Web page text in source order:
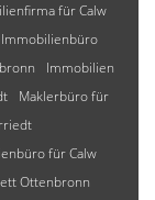
für Calw
Immobilienbüro
Immobilien
Maklerbüro für
für Calw
Ottenbronn